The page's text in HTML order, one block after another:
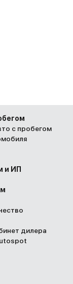
с пробегом
и ИП
дилера